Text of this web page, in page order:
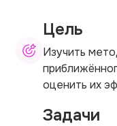
Цель
Изучить
оценить их
Задачи